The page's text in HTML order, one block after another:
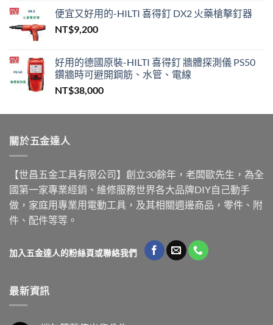
便宜又好用的-HILTI 喜得釘 DX2 火藥槍擊釘器
NT$9,200
好用的德國原裝-HILTI 喜得釘 牆體探測儀 PS50
鑽牆時可避開鋼筋、水管、電線
NT$38,000
關於五金達人
【世昌五金工具有限公司】創立30餘年，老闆歐先生，為全
國第一家專業經銷、維修服務世界各大品牌DIY自己動手
做，家庭用專業用電動工具，及其相關週邊商品，零件、附
件、配件等等。
加入五金達人的粉絲頁或聯絡我們
最新資訊